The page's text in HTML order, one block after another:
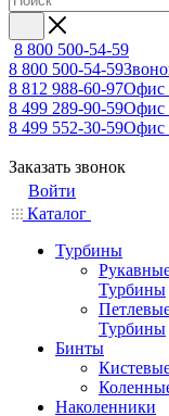
8 800 500-54-59
8 800 500-54-59
8 812 988-60-97Офис
8 499 289-90-59Офис
8 499 552-30-59Офис
Заказать звонок
Войти
Каталог
Турбины
Турбины
Турбины
Бинты
Наколенники